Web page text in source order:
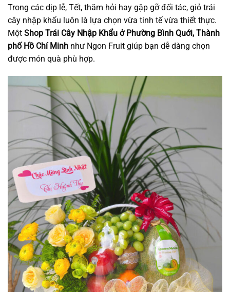
Trong các dịp lễ, Tết, thăm hỏi hay gặp gỡ đối tác, giỏ trái
cây nhập khẩu luôn là lựa chọn vừa tinh tế vừa thiết thực.
Một Shop Trái Cây Nhập Khẩu ở Phường Bình Quới, Thành
phố Hồ Chí Minh như Ngon Fruit giúp bạn dễ dàng chọn
được món quà phù hợp.